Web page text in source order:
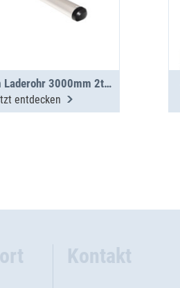
TopSystem Laderohr 3000mm 2teilig
entdecken
Kontakt